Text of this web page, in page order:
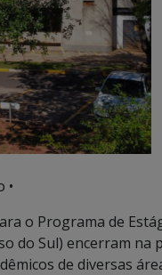
•
o Programa de
do Sul) encerram
de diversas